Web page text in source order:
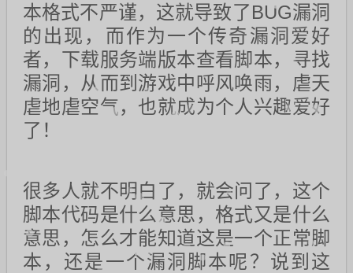
本格式不严谨，这就导致了BUG漏洞
的出现，而作为一个传奇漏洞爱好
者，下载服务端版本查看脚本，寻找
漏洞，从而到游戏中呼风唤雨，虐天
虐地虐空气，也就成为个人兴趣爱好
了！
很多人就不明白了，就会问了，这个
脚本代码是什么意思，格式又是什么
意思，怎么才能知道这是一个正常脚
本，还是一个漏洞脚本呢？说到这